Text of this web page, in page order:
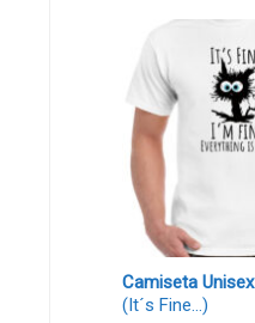
Camiseta Unisex
(It´s Fine…)